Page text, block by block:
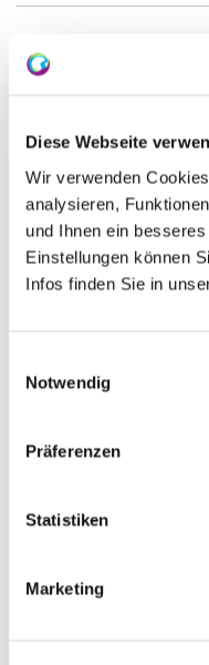
Diese Webseite
Wir verwenden
analysieren,
und Ihnen ein
Einstellungen können
Infos finden Sie in
Notwendig
Präferenzen
Statistiken
Marketing
LÖSS/
Weingüter